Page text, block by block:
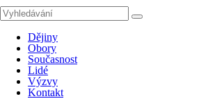
Dějiny
Obory
Současnost
Lidé
Výzvy
Kontakt